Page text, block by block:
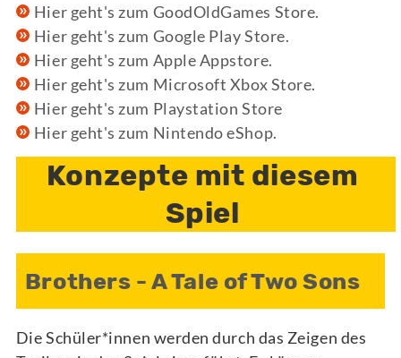
Hier geht's zum GoodOldGames Store.
Hier geht's zum Google Play Store.
Hier geht's zum Apple Appstore.
Hier geht's zum Microsoft Xbox Store.
Hier geht's zum Playstation Store
Hier geht's zum Nintendo eShop.
Konzepte mit diesem
Spiel
Brothers - A Tale of Two Sons
Die Schüler*innen werden durch das Zeigen des